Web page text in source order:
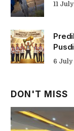
11
6 July
DON'T MISS